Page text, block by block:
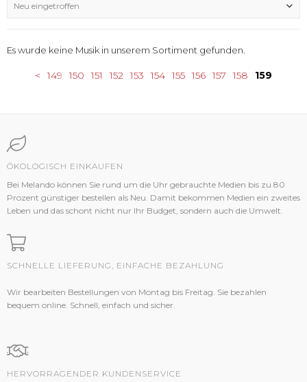
Neu eingetroffen
Es wurde keine Musik in unserem Sortiment gefunden.
< 149 150 151 152 153 154 155 156 157 158 159
ÖKOLOGISCH EINKAUFEN
Bei Melando können Sie rund um die Uhr gebrauchte Medien bis zu 80
Prozent günstiger bestellen als Neu. Damit bekommen Medien ein zweites
Leben und das schont nicht nur Ihr Budget, sondern auch die Umwelt.
SCHNELLE LIEFERUNG, EINFACHE BEZAHLUNG
Wir bearbeiten Bestellungen von Montag bis Freitag. Sie bezahlen
bequem online. Schnell, einfach und sicher.
HERVORRAGENDER KUNDENSERVICE